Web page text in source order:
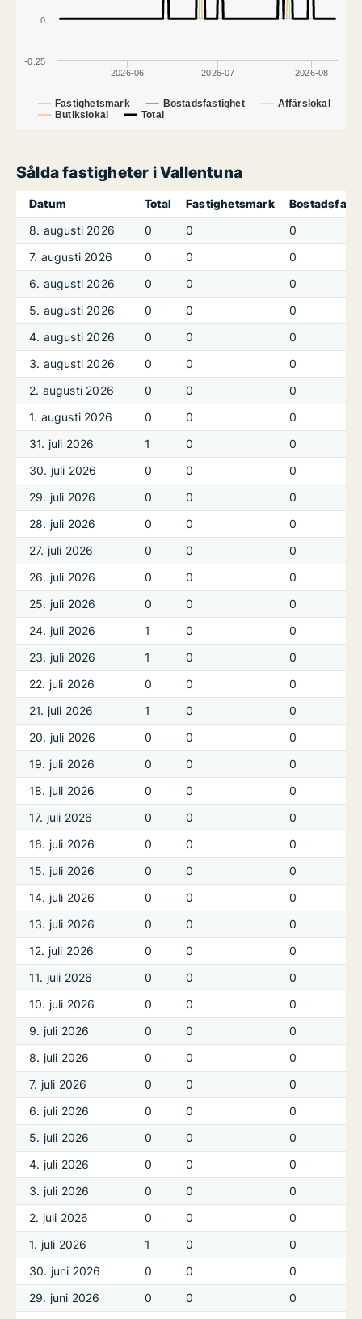
Fastighetsmark Bostadsfastighet
Affärslokal
Butikslokal
Total
2026-06 2026-07 2026-08
0
-0.25
Sålda fastigheter i Vallentuna
Datum Total Fastighetsmark
8. augusti 2026
0 0
0
7. augusti 2026
0 0
0
6. augusti 2026
0 0
0
5. augusti 2026
0 0
0
4. augusti 2026
0 0
0
3. augusti 2026
0 0
0
2. augusti 2026
0 0
0
1. augusti 2026
0 0
0
31. juli 2026
1 0
0
30. juli 2026
0 0
0
29. juli 2026
0 0
0
28. juli 2026
0 0
0
27. juli 2026
0 0
0
26. juli 2026
0 0
0
25. juli 2026
0 0
0
24. juli 2026
1 0
0
23. juli 2026
1 0
0
22. juli 2026
0 0
0
21. juli 2026
1 0
0
20. juli 2026
0 0
0
19. juli 2026
0 0
0
18. juli 2026
0 0
0
17. juli 2026
0 0
0
16. juli 2026
0 0
0
15. juli 2026
0 0
0
14. juli 2026
0 0
0
13. juli 2026
0 0
0
12. juli 2026
0 0
0
11. juli 2026
0 0
0
10. juli 2026
0 0
0
9. juli 2026
0 0
0
8. juli 2026
0 0
0
7. juli 2026
0 0
0
6. juli 2026
0 0
0
5. juli 2026
0 0
0
4. juli 2026
0 0
0
3. juli 2026
0 0
0
2. juli 2026
0 0
0
1. juli 2026
1 0
0
30. juni 2026
0 0
0
29. juni 2026
0 0
0